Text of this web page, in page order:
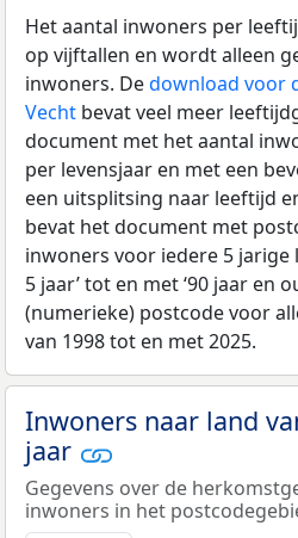
Het aantal inwoners per
op vijftallen en wordt alleen
inwoners. Dedownload voor
Vecht bevat veel meer
document met het aantal
per levensjaar en met een
een uitsplitsing naar leeftijd
bevat het document met
inwoners voor iedere 5 jarige
5 jaar’ tot en met ‘90 jaar en
(numerieke) postcode voor
van 1998 tot en met 2025.
Inwoners naar land
jaar
Gegevens over de
inwoners in het